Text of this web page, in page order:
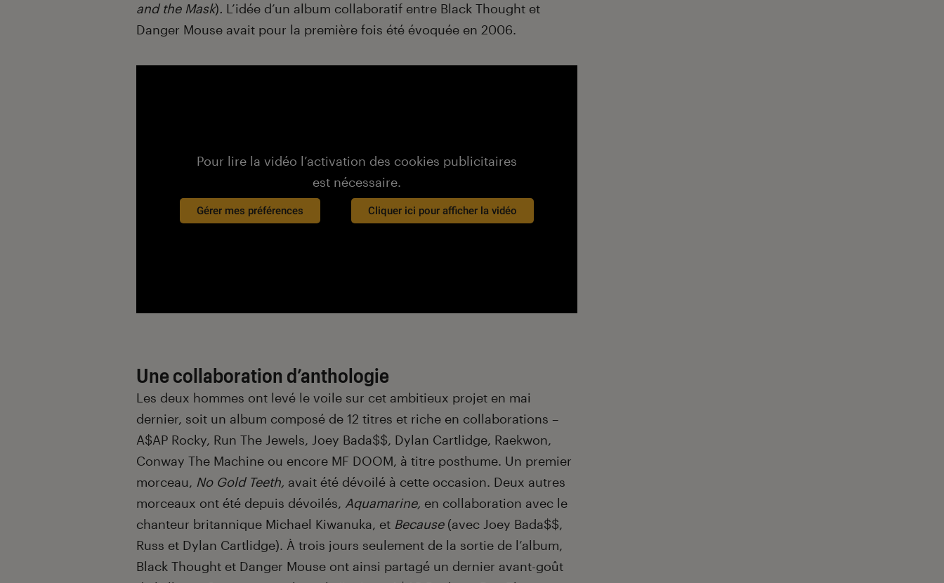
and the Mask). L’idée d’un album collaboratif entre Black Thought et
Danger Mouse avait pour la première fois été évoquée en 2006.
Pour lire la vidéo l’activation des cookies publicitaires
est nécessaire.
Gérer mes préférences Cliquer ici pour afficher la vidéo
Une collaboration d’anthologie
Les deux hommes ont levé le voile sur cet ambitieux projet en mai
dernier, soit un album composé de 12 titres et riche en collaborations –
A$AP Rocky, Run The Jewels, Joey Bada$$, Dylan Cartlidge, Raekwon,
Conway The Machine ou encore MF DOOM, à titre posthume. Un premier
morceau, No Gold Teeth, avait été dévoilé à cette occasion. Deux autres
morceaux ont été depuis dévoilés, Aquamarine, en collaboration avec le
chanteur britannique Michael Kiwanuka, et Because (avec Joey Bada$$,
Russ et Dylan Cartlidge). À trois jours seulement de la sortie de l’album,
Black Thought et Danger Mouse ont ainsi partagé un dernier avant-goût